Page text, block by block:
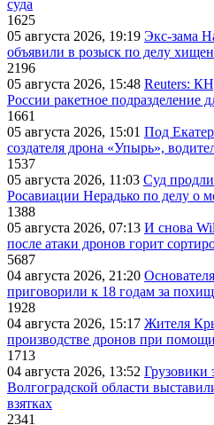
суда
1625
05 августа 2026, 19:19 Экс-зама
объявили в розыск по делу
2196
05 августа 2026, 15:48 Reuters:
России ракетное подразделение
1661
05 августа 2026, 15:01 Под
создателя дрона «Упырь»,
1537
05 августа 2026, 11:03 Суд
Росавиации Нерадько по делу о
1388
05 августа 2026, 07:13 И снова
после атаки дронов горит
5687
04 августа 2026, 21:20
приговорили к 18 годам за
1928
04 августа 2026, 15:17 Жителя
производстве дронов при
1713
04 августа 2026, 13:52 Грузовики
Волгоградской области
взятках
2341